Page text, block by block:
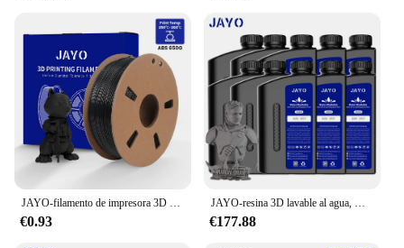
JAYO-filamento de impresora 3D PETG/PLA +/SILKPLA/PLAMeta/PLAMatte/ABS/ PLA, 1,75mm, 1,1/0,65 KG, para FDM 100%, sin burbujas, mezcla de colores
€0.93
JAYO-resina 3D lavable al agua, Material de impresión 3D de 405nm, tipo ABS, para curado rápido UV LCD, 10 KG/set
€177.88